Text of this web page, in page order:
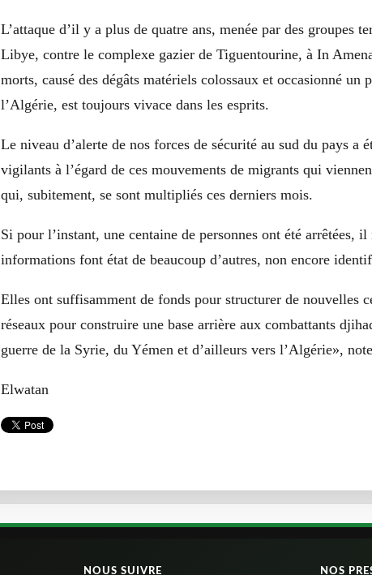
L’attaque d’il y a plus de quatre ans, menée par des groupes
Libye, contre le complexe gazier de Tiguentourine, à In
morts, causé des dégâts matériels colossaux et occasionné un
l’Algérie, est toujours vivace dans les esprits.
Le niveau d’alerte de nos forces de sécurité au sud du pays a
vigilants à l’égard de ces mouvements de migrants qui
qui, subitement, se sont multipliés ces derniers mois.
Si pour l’instant, une centaine de personnes ont été arrêtées, il
informations font état de beaucoup d’autres, non encore
Elles ont suffisamment de fonds pour structurer de nouvelles
réseaux pour construire une base arrière aux combattants
guerre de la Syrie, du Yémen et d’ailleurs vers l’Algérie»,
Elwatan
NOUS SUIVRE NOS